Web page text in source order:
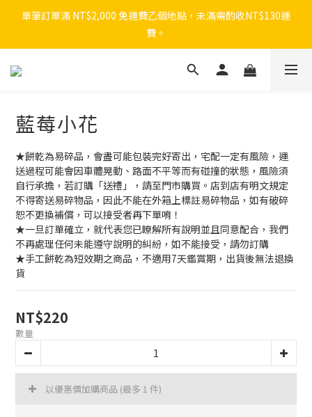
單筆訂單滿 NT$2,000 免運費乙個地點，未滿需酌收NT$130運
費。
藍莓小花
★餅乾為易碎品，會盡可能包裝完好寄出，宅配一定有風險，運
送過程可能會因車體晃動、路面不平等而有碰撞的狀態，風險須
自行承擔，若訂購「送禮」，請至門市購買。店到店有明文規定
不得寄送易碎物品，因此不能在外箱上標註易碎物品，如有破碎
恕不更換補償，可以接受者再下單唷！
★一旦訂單確立，就代表您已瞭解所有說明並且同意配合，我們
不再處理任何未能遵守說明的糾紛，如不能接受，請勿訂購
★手工餅乾為短效期之商品，不適用7天鑑賞期，出貨後無法退換
貨
NT$220
數量
以優惠價加購商品 (最多 1 件)